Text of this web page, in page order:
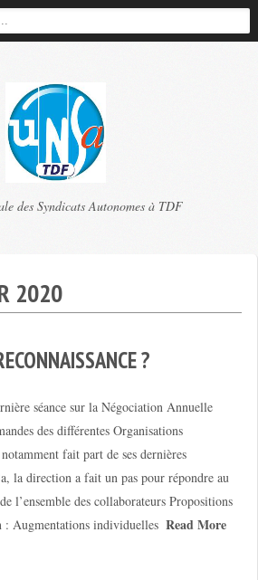
des Syndicats Autonomes à TDF
2020
?
séance sur la Négociation Annuelle
des différentes Organisations
fait part de ses dernières
la direction a fait un pas pour répondre au
l’ensemble des collaborateurs Propositions
Augmentations individuelles Read More